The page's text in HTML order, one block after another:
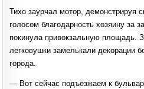
Тихо заурчал мотор, демонстрируя
голосом благодарность хозяину за
покинула привокзальную площадь.
легковушки замелькали декорации
города.
— Вот сейчас подъёзжаем к